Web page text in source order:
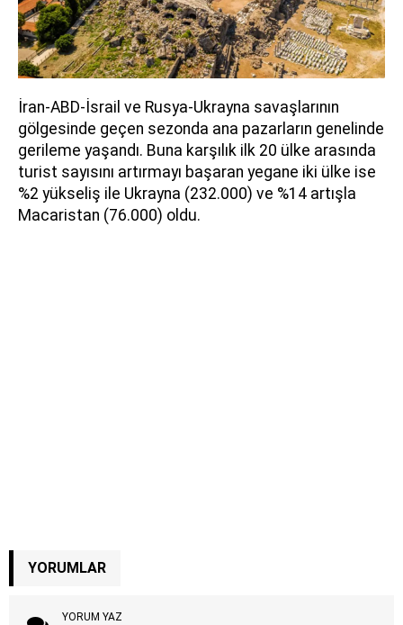
İran-ABD-İsrail ve Rusya-Ukrayna savaşlarının
gölgesinde geçen sezonda ana pazarların genelinde
gerileme yaşandı. Buna karşılık ilk 20 ülke arasında
turist sayısını artırmayı başaran yegane iki ülke ise
%2 yükseliş ile Ukrayna (232.000) ve %14 artışla
Macaristan (76.000) oldu.
YORUMLAR
YORUM YAZ